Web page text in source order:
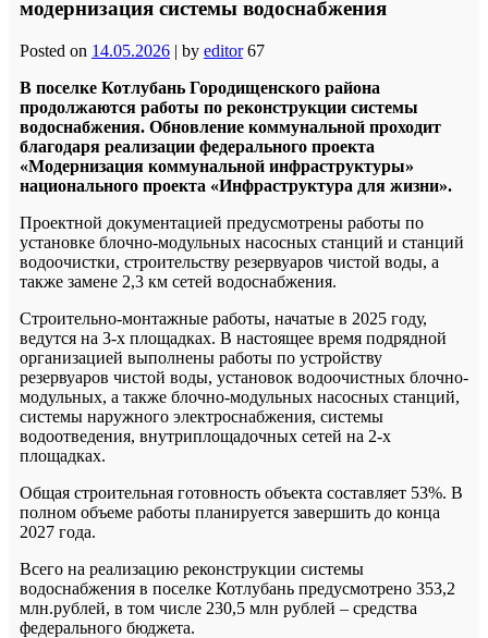
модернизация системы водоснабжения
Posted on 14.05.2026 | by editor 67
В поселке Котлубань Городищенского района
продолжаются работы по реконструкции системы
водоснабжения. Обновление коммунальной проходит
благодаря реализации федерального проекта
«Модернизация коммунальной инфраструктуры»
национального проекта «Инфраструктура для жизни».
Проектной документацией предусмотрены работы по
установке блочно-модульных насосных станций и станций
водоочистки, строительству резервуаров чистой воды, а
также замене 2,3 км сетей водоснабжения.
Строительно-монтажные работы, начатые в 2025 году,
ведутся на 3-х площадках. В настоящее время подрядной
организацией выполнены работы по устройству
резервуаров чистой воды, установок водоочистных блочно-
модульных, а также блочно-модульных насосных станций,
системы наружного электроснабжения, системы
водоотведения, внутриплощадочных сетей на 2-х
площадках.
Общая строительная готовность объекта составляет 53%. В
полном объеме работы планируется завершить до конца
2027 года.
Всего на реализацию реконструкции системы
водоснабжения в поселке Котлубань предусмотрено 353,2
млн.рублей, в том числе 230,5 млн рублей – средства
федерального бюджета.